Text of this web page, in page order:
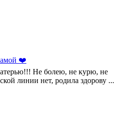
❤️
Не болею, не курю, не
линии нет, родила здорову ...